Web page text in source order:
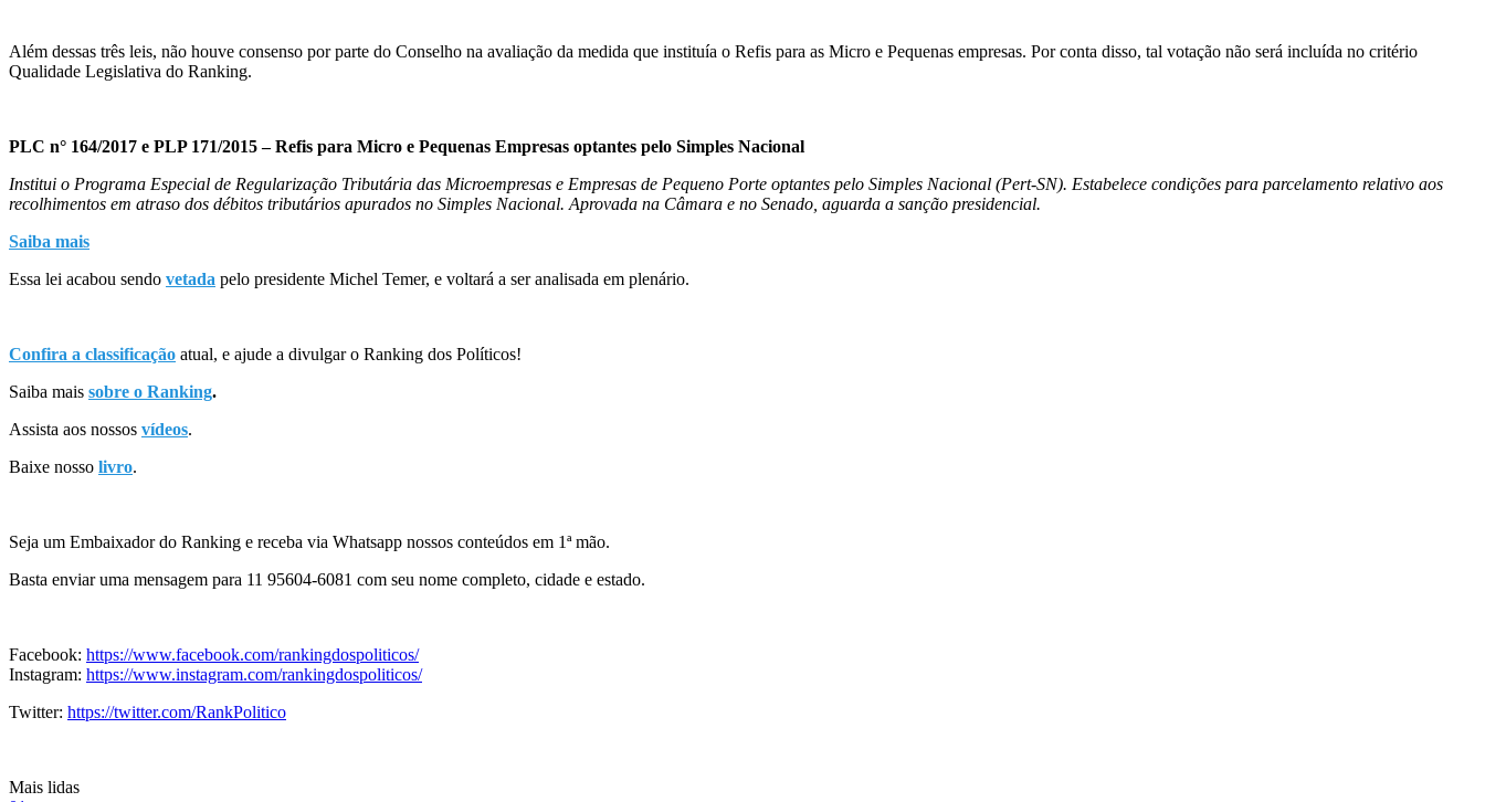
Além dessas três leis, não houve consenso por parte do Conselho na avaliação da medida que instituía o Refis para as Micro e Pequenas empresas. Por conta disso, tal votação não será incluída no critério
Qualidade Legislativa do Ranking.
PLC n° 164/2017 e PLP 171/2015 – Refis para Micro e Pequenas Empresas optantes pelo Simples Nacional
Institui o Programa Especial de Regularização Tributária das Microempresas e Empresas de Pequeno Porte optantes pelo Simples Nacional (Pert-SN). Estabelece condições para parcelamento relativo aos
recolhimentos em atraso dos débitos tributários apurados no Simples Nacional. Aprovada na Câmara e no Senado, aguarda a sanção presidencial.
Saiba mais
Essa lei acabou sendo vetada pelo presidente Michel Temer, e voltará a ser analisada em plenário.
Confira a classificação atual, e ajude a divulgar o Ranking dos Políticos!
Saiba mais sobre o Ranking.
Assista aos nossos vídeos.
Baixe nosso livro.
Seja um Embaixador do Ranking e receba via Whatsapp nossos conteúdos em 1ª mão.
Basta enviar uma mensagem para 11 95604-6081 com seu nome completo, cidade e estado.
Facebook: https://www.facebook.com/rankingdospoliticos/
Instagram: https://www.instagram.com/rankingdospoliticos/
Twitter: https://twitter.com/RankPolitico
Mais lidas